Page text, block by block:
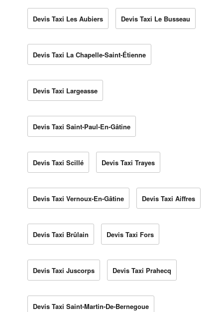
Devis Taxi Les Aubiers Devis Taxi Le Busseau
Devis Taxi La Chapelle-Saint-Étienne
Devis Taxi Largeasse
Devis Taxi Saint-Paul-En-Gâtine
Devis Taxi Scillé Devis Taxi Trayes
Devis Taxi Vernoux-En-Gâtine Devis Taxi Aiffres
Devis Taxi Brûlain Devis Taxi Fors
Devis Taxi Juscorps Devis Taxi Prahecq
Devis Taxi Saint-Martin-De-Bernegoue